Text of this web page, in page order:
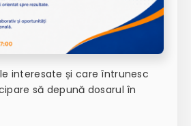
interesate și care întrunesc
să depună dosarul în